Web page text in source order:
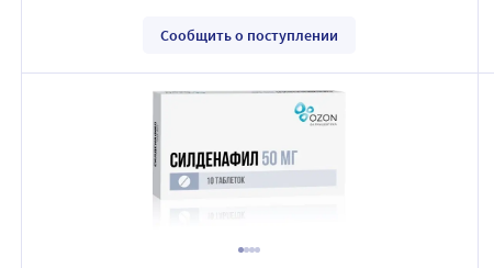
Сообщить о поступлении